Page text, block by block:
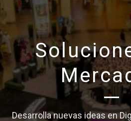
Desarrolla nuevas ideas en